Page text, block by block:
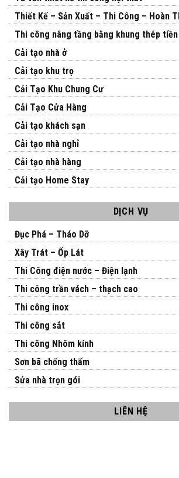
Thiết Kế – Sản Xuất – Thi Công – Hoàn
Thi công nâng tầng bằng khung thép
Cải tạo nhà ở
Cải tạo khu trọ
Cải Tạo Khu Chung Cư
Cải Tạo Cửa Hàng
Cải tạo khách sạn
Cải tạo nhà nghỉ
Cải tạo nhà hàng
Cải tạo Home Stay
DỊCH VỤ
Đục Phá – Tháo Dỡ
Xây Trát – Ốp Lát
Thi Công điện nước – Điện lạnh
Thi công trần vách – thạch cao
Thi công inox
Thi công sắt
Thi công Nhôm kính
Sơn bã chống thấm
Sửa nhà trọn gói
LIÊN HỆ